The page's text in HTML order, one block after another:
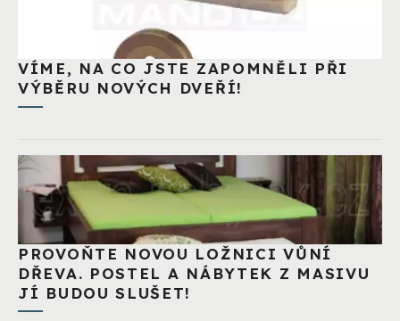
VÍME, NA CO JSTE ZAPOMNĚLI PŘI
VÝBĚRU NOVÝCH DVEŘÍ!
PROVOŇTE NOVOU LOŽNICI VŮNÍ
DŘEVA. POSTEL A NÁBYTEK Z MASIVU
JÍ BUDOU SLUŠET!